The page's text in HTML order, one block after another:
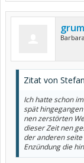
Barbara
Zitat von
Ich hatte schon
spät
nen zerstörten
dieser Zeit nen
der anderen
Enzündung die